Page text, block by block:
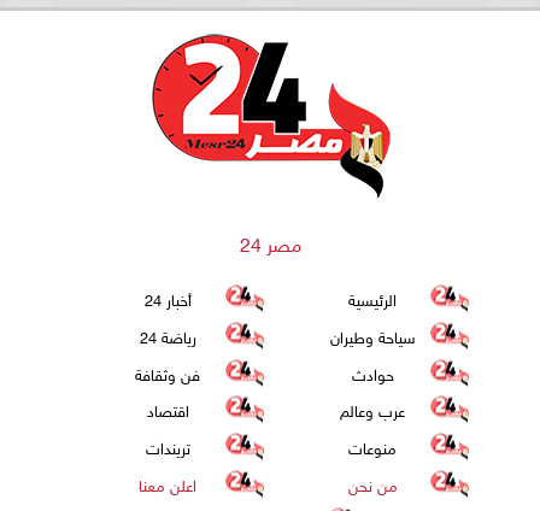
مصر 24
الرئيسية
أخبار 24
سياحة وطيران
رياضة 24
حوادث
فن وثقافة
عرب وعالم
اقتصاد
منوعات
تريندات
من نحن
اعلن معنا